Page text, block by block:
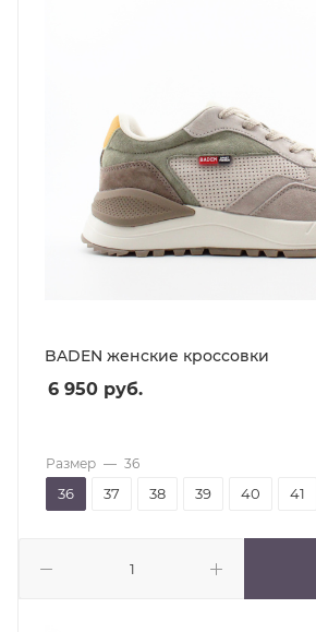
BADEN женские кроссовки
6 950 руб.
Размер — 36
36 37 38 39 40 41